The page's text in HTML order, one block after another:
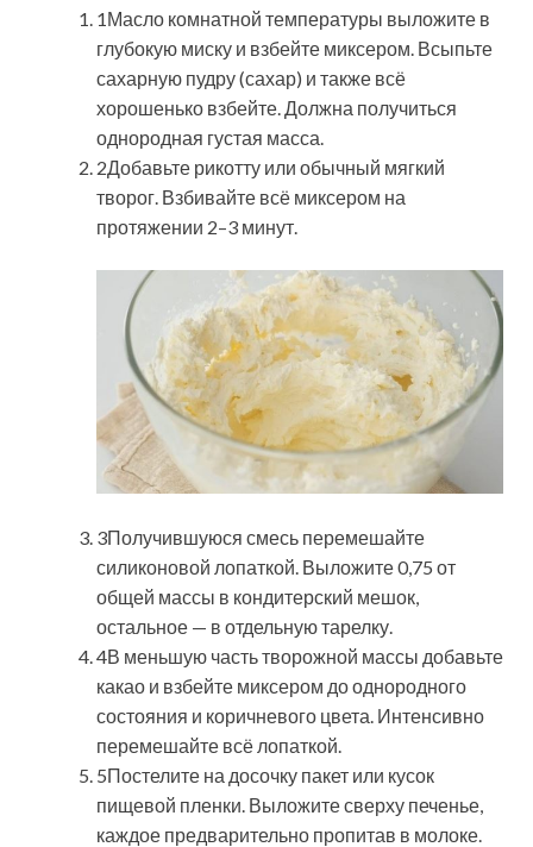
1Масло комнатной температуры выложите в
глубокую миску и взбейте миксером. Всыпьте
сахарную пудру (сахар) и также всё
хорошенько взбейте. Должна получиться
однородная густая масса.
2Добавьте рикотту или обычный мягкий
творог. Взбивайте всё миксером на
протяжении 2–3 минут.
3Получившуюся смесь перемешайте
силиконовой лопаткой. Выложите 0,75 от
общей массы в кондитерский мешок,
остальное — в отдельную тарелку.
4В меньшую часть творожной массы добавьте
какао и взбейте миксером до однородного
состояния и коричневого цвета. Интенсивно
перемешайте всё лопаткой.
5Постелите на досочку пакет или кусок
пищевой пленки. Выложите сверху печенье,
каждое предварительно пропитав в молоке.